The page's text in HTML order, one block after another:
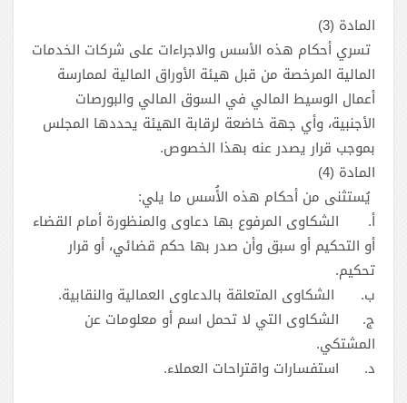
المادة (3)
تسري أحكام هذه الأسس والاجراءات على شركات الخدمات
المالية المرخصة من قبل هيئة الأوراق المالية لممارسة
أعمال الوسيط المالي في السوق المالي والبورصات
الأجنبية، وأي جهة خاضعة لرقابة الهيئة يحددها المجلس
بموجب قرار يصدر عنه بهذا الخصوص.
المادة (4)
يُستثنى من أحكام هذه الأُسس ما يلي:
‌أ.
الشكاوى المرفوع بها دعاوى والمنظورة أمام القضاء
أو التحكيم أو سبق وأن صدر بها حكم قضائي، أو قرار
تحكيم.
‌ب.
الشكاوى المتعلقة بالدعاوى العمالية والنقابية.
‌ج.
الشكاوى التي لا تحمل اسم أو معلومات عن
المشتكي.
‌د.
استفسارات واقتراحات العملاء‎.